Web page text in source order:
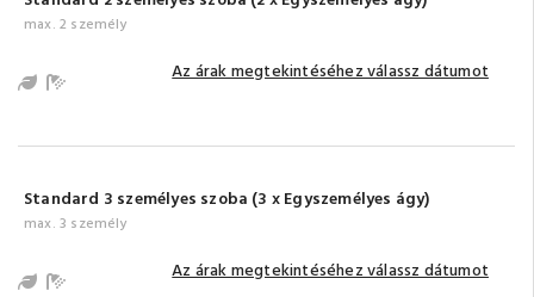
max. 2 személy
Kert / Udvar / Zöld udvar
Fürdőszoba tusolóval (saját)
Az árak megtekintéséhez válassz dátumot
Standard 3 személyes szoba (3 x Egyszemélyes ágy)
max. 3 személy
Kert / Udvar / Zöld udvar
Fürdőszoba tusolóval (saját)
Az árak megtekintéséhez válassz dátumot